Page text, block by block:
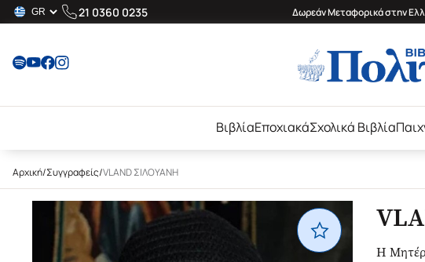
21 0360 0235 Δωρεάν Μεταφορικά στην
ΒιβλίαΕποχιακάΣχολικά Βιβλία
Αρχική/Συγγραφείς/VLAND ΣΙΛΟΥΑΝΗ
Η